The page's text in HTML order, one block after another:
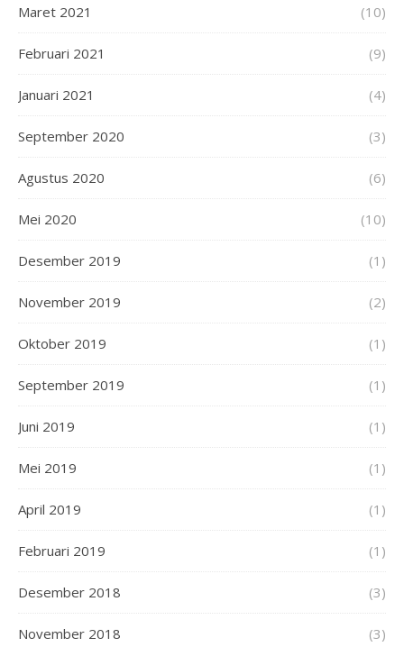
Maret 2021 (10)
Februari 2021 (9)
Januari 2021 (4)
September 2020 (3)
Agustus 2020 (6)
Mei 2020 (10)
Desember 2019 (1)
November 2019 (2)
Oktober 2019 (1)
September 2019 (1)
Juni 2019 (1)
Mei 2019 (1)
April 2019 (1)
Februari 2019 (1)
Desember 2018 (3)
November 2018 (3)